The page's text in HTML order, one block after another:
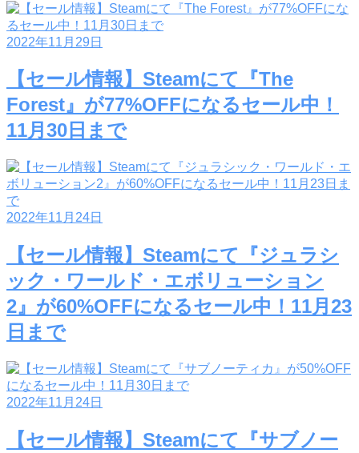
2022年11月29日
【セール情報】Steamにて『The
Forest』が77%OFFになるセール中！
11月30日まで
2022年11月24日
【セール情報】Steamにて『ジュラシ
ック・ワールド・エボリューション
2』が60%OFFになるセール中！11月23
日まで
2022年11月24日
【セール情報】Steamにて『サブノー